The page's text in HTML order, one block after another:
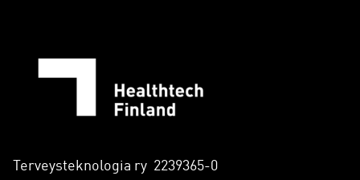
Terveysteknologia ry 2239365-0